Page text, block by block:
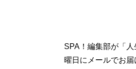
SPA！編集部が「
曜日にメールでお